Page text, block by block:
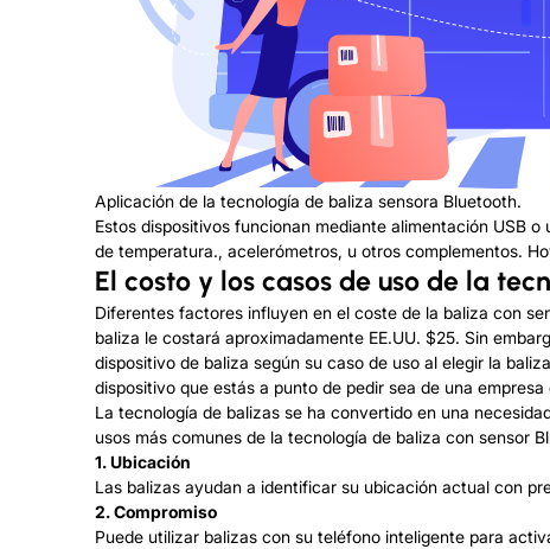
Aplicación de la tecnología de baliza sensora Bluetooth.
Estos dispositivos funcionan mediante alimentación USB
de temperatura., acelerómetros, u otros complementos.
El costo y los casos de uso de la
Diferentes factores influyen en el coste de la baliza con
baliza le costará aproximadamente EE.UU. $25. Sin
dispositivo de baliza según su caso de uso al elegir la
dispositivo que estás a punto de pedir sea de una empresa
La tecnología de balizas se ha convertido en una
usos más comunes de la tecnología de baliza con sensor
1. Ubicación
Las balizas ayudan a identificar su ubicación actual con
2. Compromiso
Puede utilizar balizas con su teléfono inteligente para